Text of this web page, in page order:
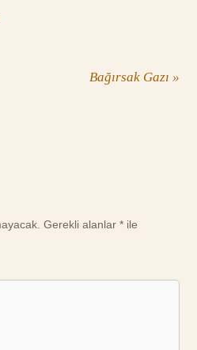
Bağırsak Gazı »
Gerekli alanlar* ile